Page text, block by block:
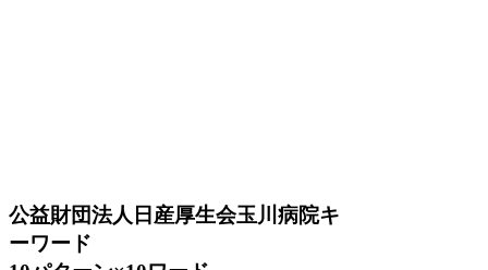
公益財団法人日産厚生会玉川病院キ
ーワード